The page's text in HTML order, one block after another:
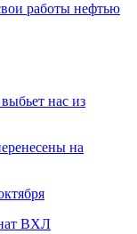
работы нефтью
нас из
на
ВХЛ